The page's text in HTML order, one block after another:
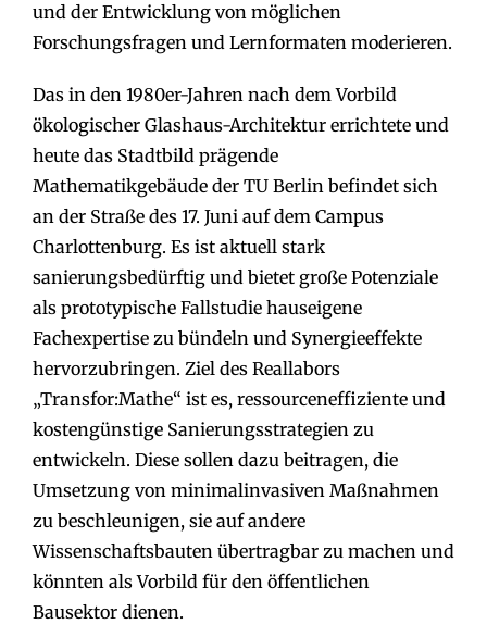
und der Entwicklung von möglichen
Forschungsfragen und Lernformaten moderieren.
Das in den 1980er-Jahren nach dem Vorbild
ökologischer Glashaus-Architektur errichtete und
heute das Stadtbild prägende
Mathematikgebäude der TU Berlin befindet sich
an der Straße des 17. Juni auf dem Campus
Charlottenburg. Es ist aktuell stark
sanierungsbedürftig und bietet große Potenziale
als prototypische Fallstudie hauseigene
Fachexpertise zu bündeln und Synergieeffekte
hervorzubringen. Ziel des Reallabors
„Transfor:Mathe“ ist es, ressourceneffiziente und
kostengünstige Sanierungsstrategien zu
entwickeln. Diese sollen dazu beitragen, die
Umsetzung von minimalinvasiven Maßnahmen
zu beschleunigen, sie auf andere
Wissenschaftsbauten übertragbar zu machen und
könnten als Vorbild für den öffentlichen
Bausektor dienen.